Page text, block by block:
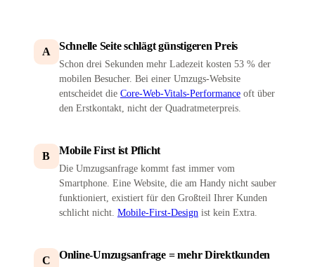
A Schnelle Seite schlägt günstigeren Preis
Schon drei Sekunden mehr Ladezeit kosten 53 % der
mobilen Besucher. Bei einer Umzugs-Website
entscheidet die Core-Web-Vitals-Performanceoft über
den Erstkontakt, nicht der Quadratmeterpreis.
B Mobile First ist Pflicht
Die Umzugsanfrage kommt fast immer vom
Smartphone. Eine Website, die am Handy nicht sauber
funktioniert, existiert für den Großteil Ihrer Kunden
schlicht nicht. Mobile-First-Design ist kein Extra.
C Online-Umzugsanfrage = mehr Direktkunden